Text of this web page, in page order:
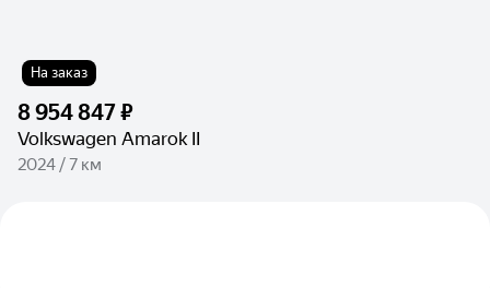
На заказ
8 954 847 ₽
Volkswagen Amarok II
2024 / 7 км